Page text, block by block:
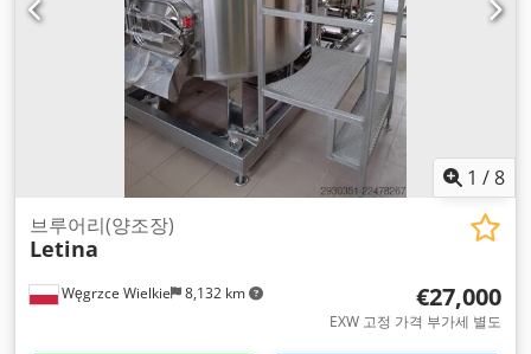
1 /8
Węgrzce Wielkie 8,132 km
브루어리(양조장)
Letina
€27,000
EXW 고정 가격 부가세 별도